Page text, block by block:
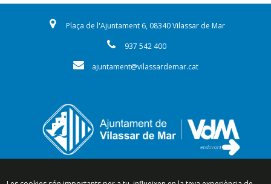
Plaça de l'Ajuntament 6, 08340 Vilassar de Mar
937 542 400
ajuntament@vilassardemar.cat